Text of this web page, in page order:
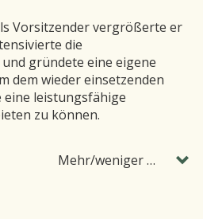
Vorsitzender vergrößerte er
die
gründete eine eigene
dem wieder einsetzenden
eine leistungsfähige
zu können.
Mehr/weniger …